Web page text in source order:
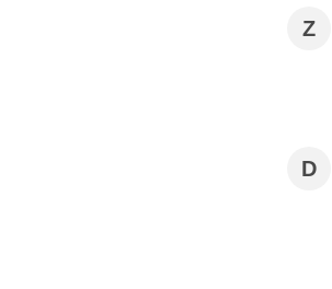
Z
D